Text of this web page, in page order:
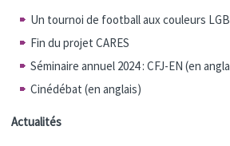
Un tournoi de football aux couleurs
Fin du projet CARES
Séminaire annuel 2024 : CFJ-EN (en
Cinédébat (en anglais)
Actualités